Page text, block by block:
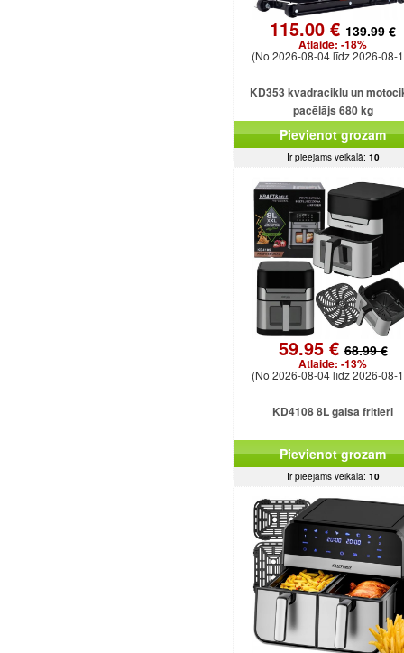
115.00 € 139.99 €
Atlaide: -18%
(No 2026-08-04 līdz 2026-08-
KD353 kvadraciklu un
pacēlājs 680 kg
Pievienot grozam
Ir pieejams veikalā: 10
59.95 €68.99 €
Atlaide: -13%
(No 2026-08-04 līdz 2026-08-
KD4108 8L gaisa fritieri
Pievienot grozam
Ir pieejams veikalā: 10